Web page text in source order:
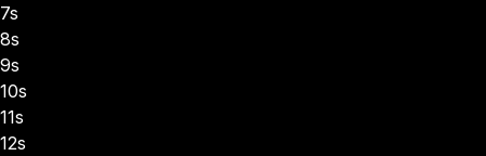
7s
8s
9s
10s
11s
12s